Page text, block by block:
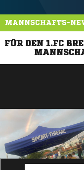
MANNSCHAFTS-
FÜR DEN 1.FC